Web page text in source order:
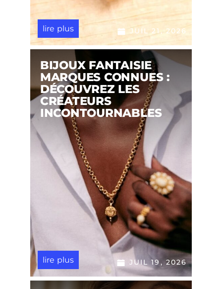
JUIL 21, 2026
lire plus
BIJOUX FANTAISIE
MARQUES CONNUES :
DÉCOUVREZ LES
CRÉATEURS
INCONTOURNABLES
JUIL 19, 2026
lire plus